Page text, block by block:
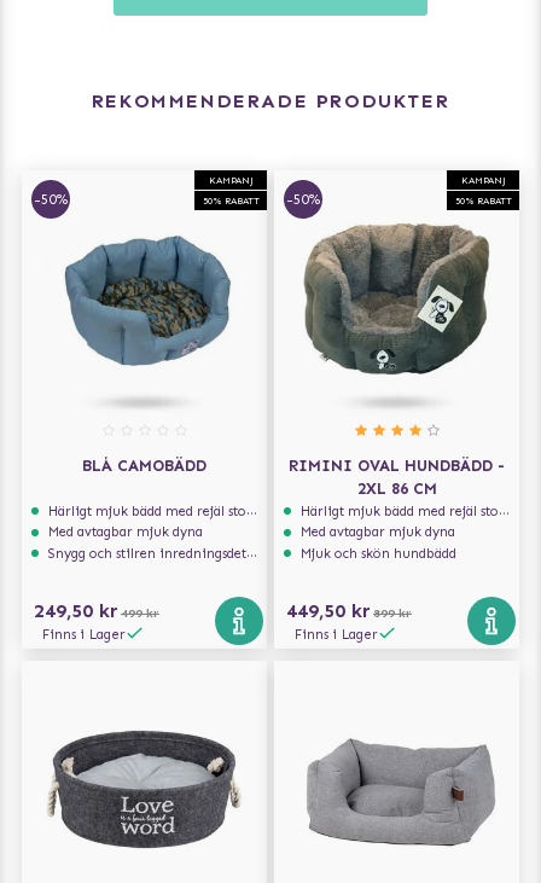
REKOMMENDERADE PRODUKTER
KAMPANJ
50% RABATT
-50%
BLÅ CAMOBÄDD
Härligt mjuk bädd med rejäl stoppning som håller formen
Med avtagbar mjuk dyna
Snygg och stilren inredningsdetalj
249,50 kr 499 kr
Finns i Lager
KAMPANJ
50% RABATT
-50%
RIMINI OVAL HUNDBÄDD -
2XL 86 CM
Härligt mjuk bädd med rejäl stoppning som håller formen
Med avtagbar mjuk dyna
Mjuk och skön hundbädd
449,50 kr 899 kr
Finns i Lager